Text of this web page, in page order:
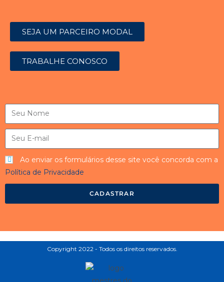
SEJA UM PARCEIRO MODAL
TRABALHE CONOSCO
Ao enviar os formulários desse site você concorda com a
Política de Privacidade
CADASTRAR
Copyright 2022 - Todos os direitos reservados.